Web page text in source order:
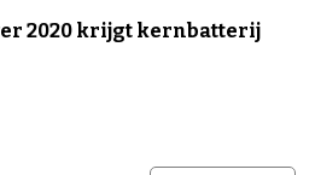
2020 krijgt kernbatterij